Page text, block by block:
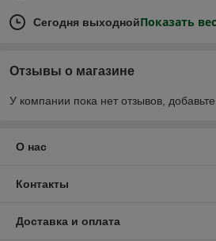
Сегодня выходнойПоказать
Отзывы о магазине
У компании пока нет отзывов,
О нас
Контакты
Доставка и оплата